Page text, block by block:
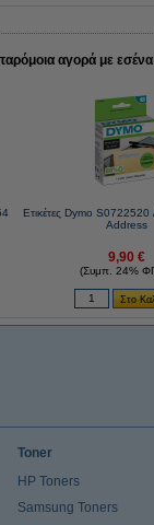
αγορά με
Ετικέτες Dymo
Address
9,90 €
(Συμπ. 24%
Toner
HP Toners
Samsung Toners